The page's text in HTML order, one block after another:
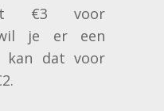
€3 voor
je er een
kan dat voor